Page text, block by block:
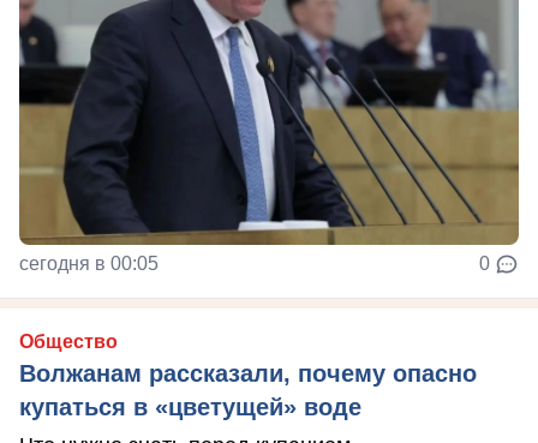
сегодня в 00:05 0
Общество
Волжанам рассказали, почему опасно
купаться в «цветущей» воде